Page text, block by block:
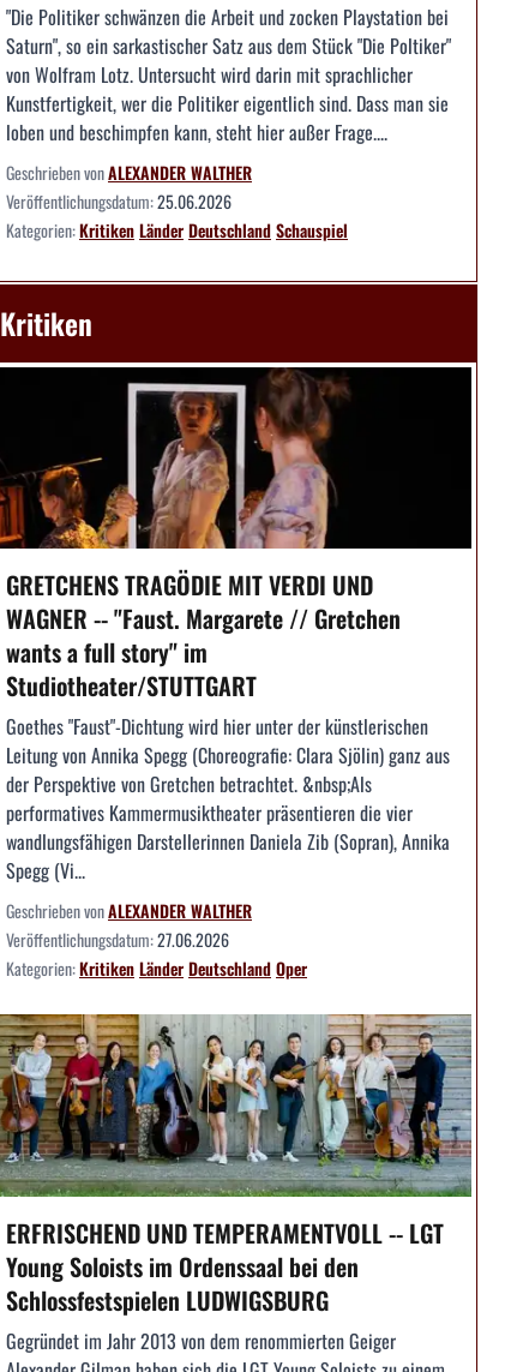
"Die Politiker schwänzen die Arbeit und zocken Playstation bei
Saturn", so ein sarkastischer Satz aus dem Stück "Die Poltiker"
von Wolfram Lotz. Untersucht wird darin mit sprachlicher
Kunstfertigkeit, wer die Politiker eigentlich sind. Dass man sie
loben und beschimpfen kann, steht hier außer Frage....
Geschrieben vonALEXANDER WALTHER
Veröffentlichungsdatum:25.06.2026
Kategorien:KritikenLänderDeutschlandSchauspiel
Kritiken
GRETCHENS TRAGÖDIE MIT VERDI UND
WAGNER -- "Faust. Margarete // Gretchen
wants a full story" im
Studiotheater/STUTTGART
Goethes "Faust"-Dichtung wird hier unter der künstlerischen
Leitung von Annika Spegg (Choreografie: Clara Sjölin) ganz aus
der Perspektive von Gretchen betrachtet. &nbsp;Als
performatives Kammermusiktheater präsentieren die vier
wandlungsfähigen Darstellerinnen Daniela Zib (Sopran), Annika
Spegg (Vi...
Geschrieben vonALEXANDER WALTHER
Veröffentlichungsdatum:27.06.2026
Kategorien:KritikenLänderDeutschlandOper
ERFRISCHEND UND TEMPERAMENTVOLL -- LGT
Young Soloists im Ordenssaal bei den
Schlossfestspielen LUDWIGSBURG
Gegründet im Jahr 2013 von dem renommierten Geiger